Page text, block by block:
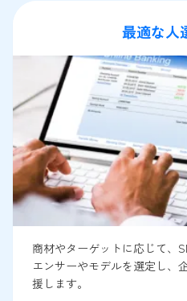
最適な人
商材やターゲットに応じて、
エンサーやモデルを選定し、
援します。